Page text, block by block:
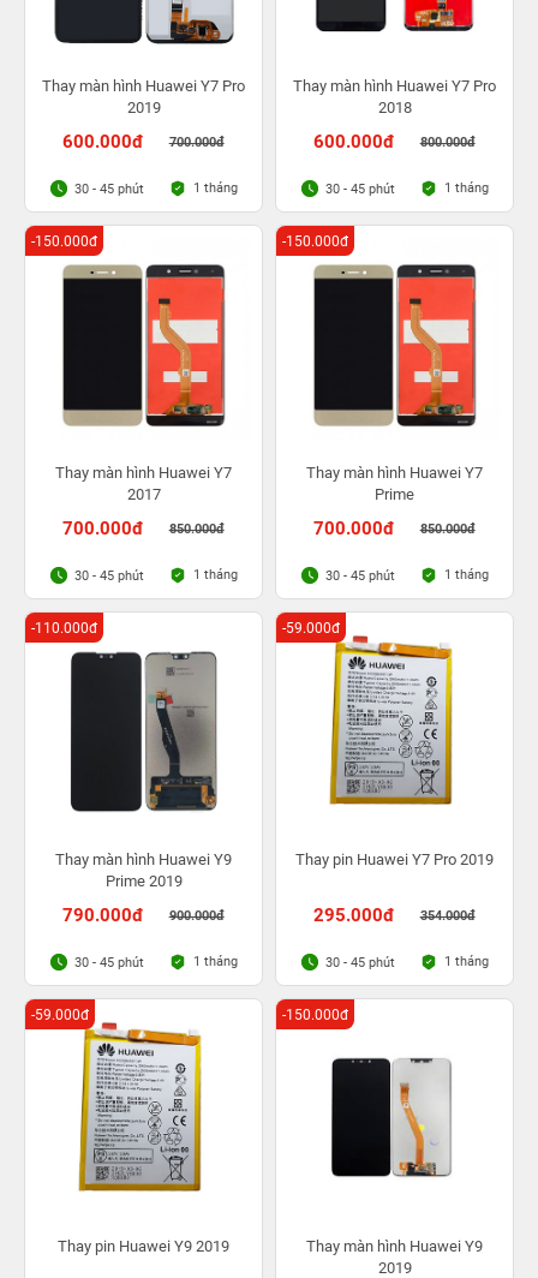
Thay màn hình Huawei Y7 Pro
2019
600.000đ 700.000đ
30 - 45 phút 1 tháng
Thay màn hình Huawei Y7 Pro
2018
600.000đ 800.000đ
30 - 45 phút 1 tháng
Thay màn hình Huawei Y7
2017
700.000đ 850.000đ
-150.000đ
30 - 45 phút 1 tháng
Thay màn hình Huawei Y7
Prime
700.000đ 850.000đ
-150.000đ
30 - 45 phút 1 tháng
Thay màn hình Huawei Y9
Prime 2019
790.000đ 900.000đ
-110.000đ
30 - 45 phút 1 tháng
Thay pin Huawei Y7 Pro 2019
295.000đ 354.000đ
-59.000đ
30 - 45 phút 1 tháng
Thay pin Huawei Y9 2019
-59.000đ
Thay màn hình Huawei Y9
2019
-150.000đ